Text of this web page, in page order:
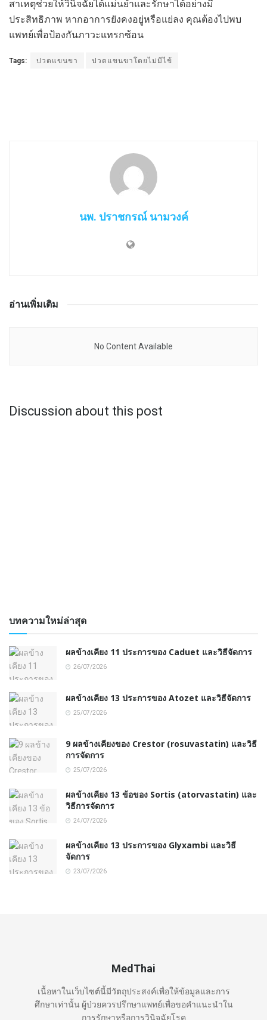
สาเหตุช่วยให้วินิจฉัยได้แม่นยำและรักษาได้อย่างมี
ประสิทธิภาพ หากอาการยังคงอยู่หรือแย่ลง คุณต้องไปพบ
แพทย์เพื่อป้องกันภาวะแทรกซ้อน
Tags: ปวดแขนขา ปวดแขนขาโดยไม่มีไข้
นพ. ปราชกรณ์ นามวงค์
อ่านเพิ่มเติม
No Content Available
Discussion about this post
บทความใหม่ล่าสุด
ผลข้างเคียง 11 ประการของ Caduet และวิธีจัดการ
26/07/2026
ผลข้างเคียง 13 ประการของ Atozet และวิธีจัดการ
25/07/2026
9 ผลข้างเคียงของ Crestor (rosuvastatin) และวิธี
การจัดการ
25/07/2026
ผลข้างเคียง 13 ข้อของ Sortis (atorvastatin) และ
วิธีการจัดการ
24/07/2026
ผลข้างเคียง 13 ประการของ Glyxambi และวิธี
จัดการ
23/07/2026
MedThai
เนื้อหาในเว็บไซต์นี้มีวัตถุประสงค์เพื่อให้ข้อมูลและการ
ศึกษาเท่านั้น ผู้ป่วยควรปรึกษาแพทย์เพื่อขอคำแนะนำใน
การรักษาหรือการวินิจฉัยโรค